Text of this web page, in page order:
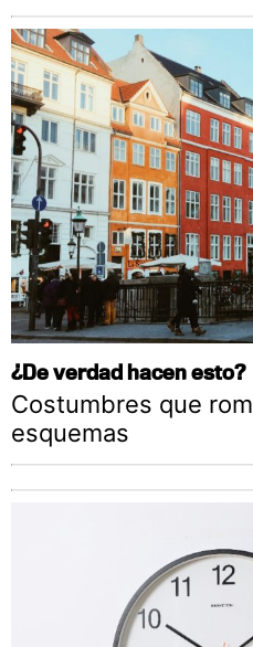
¿De verdad hacen esto?
Costumbres que
esquemas